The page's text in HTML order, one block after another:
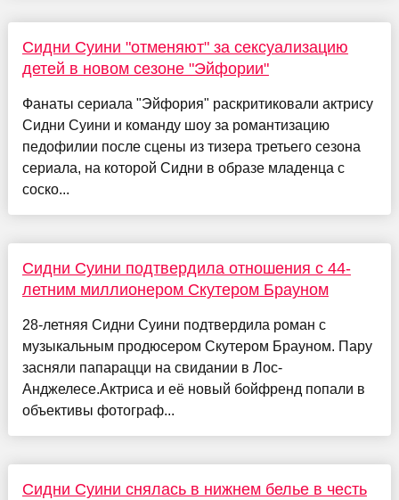
Сидни Суини "отменяют" за сексуализацию
детей в новом сезоне "Эйфории"
Фанаты сериала "Эйфория" раскритиковали актрису
Сидни Суини и команду шоу за романтизацию
педофилии после сцены из тизера третьего сезона
сериала, на которой Сидни в образе младенца с
соско...
Сидни Суини подтвердила отношения с 44-
летним миллионером Скутером Брауном
28-летняя Сидни Суини подтвердила роман с
музыкальным продюсером Скутером Брауном. Пару
засняли папарацци на свидании в Лос-
Анджелесе.Актриса и её новый бойфренд попали в
объективы фотограф...
Сидни Суини снялась в нижнем белье в честь